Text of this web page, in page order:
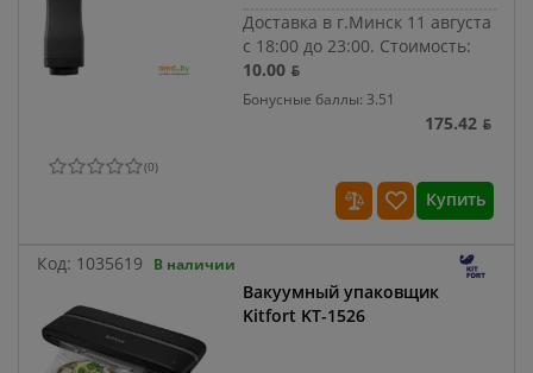
Доставка в г.Минск 11 августа
с 18:00 до 23:00. Стоимость:
10.00 ƃ
Бонусные баллы: 3.51
175.42 ƃ
(0)
Купить
Код: 1035619 В наличии
Вакуумный упаковщик
Kitfort KT-1526